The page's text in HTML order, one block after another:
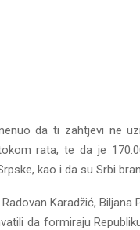
da ti zahtjevi ne
rata, te da je
kao i da su Srbi
Karadžić,
da formiraju